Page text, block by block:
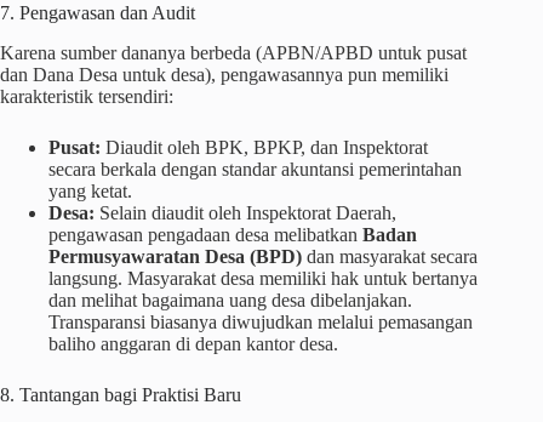
7. Pengawasan dan Audit
Karena sumber dananya berbeda (APBN/APBD untuk pusat
dan Dana Desa untuk desa), pengawasannya pun memiliki
karakteristik tersendiri:
Pusat: Diaudit oleh BPK, BPKP, dan Inspektorat
secara berkala dengan standar akuntansi pemerintahan
yang ketat.
Desa: Selain diaudit oleh Inspektorat Daerah,
pengawasan pengadaan desa melibatkan Badan
Permusyawaratan Desa (BPD) dan masyarakat secara
langsung. Masyarakat desa memiliki hak untuk bertanya
dan melihat bagaimana uang desa dibelanjakan.
Transparansi biasanya diwujudkan melalui pemasangan
baliho anggaran di depan kantor desa.
8. Tantangan bagi Praktisi Baru